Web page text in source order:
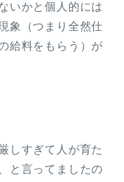
いかと個人的には
象（つまり全然仕
給料をもらう）が
しすぎて人が育た
と言ってましたの